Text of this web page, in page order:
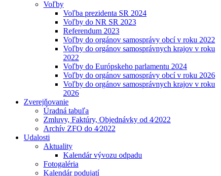
Voľby
Voľba prezidenta SR 2024
Voľby do NR SR 2023
Referendum 2023
Voľby do orgánov samosprávy obcí v roku 2022
Voľby do orgánov samosprávnych krajov v roku
2022
Voľby do Európskeho parlamentu 2024
Voľby do orgánov samosprávy obcí v roku 2026
Voľby do orgánov samosprávnych krajov v roku
2026
Zverejňovanie
Úradná tabuľa
Zmluvy, Faktúry, Objednávky od 4⁄2022
Archív ZFO do 4⁄2022
Udalosti
Aktuality
Kalendár vývozu odpadu
Fotogaléria
Kalendár podujatí